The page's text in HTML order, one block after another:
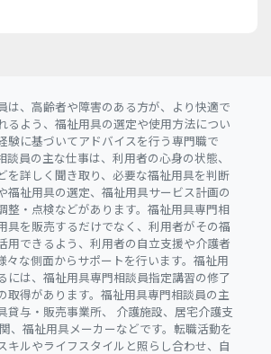
は、高齢者や障害のある方が、より快適で
るよう、福祉用具の選定や使用方法につい
験に基づいてアドバイスを行う専門職で
談員の主な仕事は、利用者の心身の状態、
を詳しく聞き取り、必要な福祉用具を判断
福祉用具の選定、福祉用具サービス計画の
整・点検などがあります。福祉用具専門相
具を販売するだけでなく、利用者がその福
用できるよう、利用者の自立支援や介護者
々な側面からサポートを行います。福祉用
には、福祉用具専門相談員指定講習の修了
取得があります。福祉用具専門相談員の主
貸与・販売事業所、 介護施設、居宅介護支
、福祉用具メーカーなどです。転職活動を
キルやライフスタイルと照らし合わせ、自